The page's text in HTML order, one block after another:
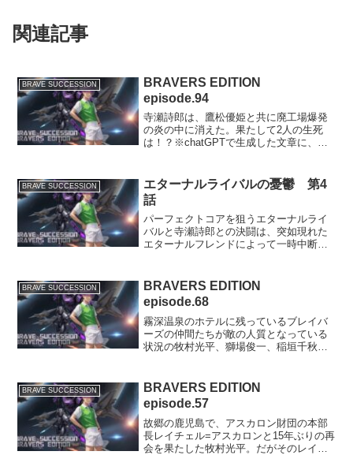
関連記事
BRAVE SUCCESSION
BRAVERS EDITION
episode.94
寺瀬詩郎は、鷹松優姫と共に廃工場爆発
の炎の中に消えた。果たして2人の生死
は！？※chatGPTで生成した文章に、一
生徒たちはそれぞれの机に座り、始業前
のひとときをのんび...
BRAVE SUCCESSION
エターナルライバルの憂鬱 第4
話
パーフェクトコアを狙うエターナルライ
バルと寺瀬詩郎との決闘は、突如現れた
エターナルフレンドによって一時中断。
された柏葉美佳救出のために共闘するこ
ととなった。美佳救出のた...
BRAVE SUCCESSION
BRAVERS EDITION
episode.68
霧深温泉のホテルに残っているブレイバ
ーズの仲間たちが敵の人質となっている
状況の牧村光平、獅場俊一、稲垣千秋の3
に捕らえられている立場であるアスカロ
ン財団の特務エージェ...
BRAVE SUCCESSION
BRAVERS EDITION
episode.57
故郷の鹿児島で、アスカロン財団の本部
長レイチェル=アスカロンと15年ぶりの再
会を果たした牧村光平。だがそのレイチ